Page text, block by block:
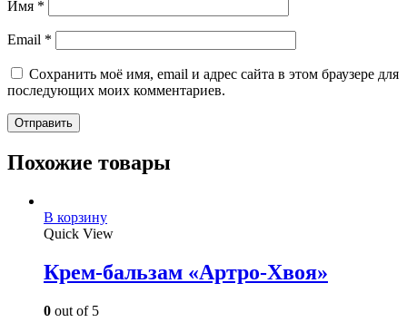
Имя *
Email *
Сохранить моё имя, email и адрес сайта в этом браузере для
последующих моих комментариев.
Похожие товары
В корзину
Quick View
Крем-бальзам «Артро-Хвоя»
0 out of 5